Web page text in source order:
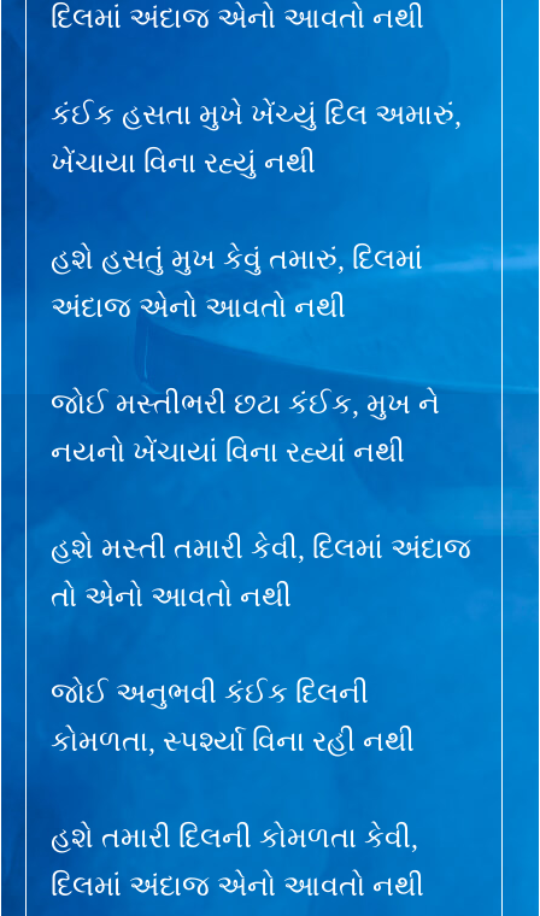
દિલમાં અંદાજ એનો આવતો નથી
કંઈક હસતા મુખે ખેંચ્યું દિલ અમારું,
ખેંચાયા વિના રહ્યું નથી
હશે હસતું મુખ કેવું તમારું, દિલમાં
અંદાજ એનો આવતો નથી
જોઈ મસ્તીભરી છટા કંઈક, મુખ ને
નયનો ખેંચાયાં વિના રહ્યાં નથી
હશે મસ્તી તમારી કેવી, દિલમાં અંદાજ
તો એનો આવતો નથી
જોઈ અનુભવી કંઈક દિલની
કોમળતા, સ્પર્શ્યા વિના રહી નથી
હશે તમારી દિલની કોમળતા કેવી,
દિલમાં અંદાજ એનો આવતો નથી